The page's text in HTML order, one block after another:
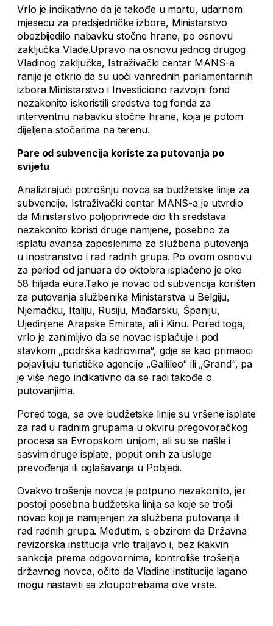
Vrlo je indikativno da je takođe u martu, udarnom
mjesecu za predsjedničke izbore, Ministarstvo
obezbijedilo nabavku stočne hrane, po osnovu
zaključka Vlade.Upravo na osnovu jednog drugog
Vladinog zaključka, Istraživački centar MANS-a
ranije je otkrio da su uoči vanrednih parlamentarnih
izbora Ministarstvo i Investiciono razvojni fond
nezakonito iskoristili sredstva tog fonda za
interventnu nabavku stočne hrane, koja je potom
dijeljena stočarima na terenu.
Pare od subvencija koriste za putovanja po
svijetu
Analizirajući potrošnju novca sa budžetske linije za
subvencije, Istraživački centar MANS-a je utvrdio
da Ministarstvo poljoprivrede dio tih sredstava
nezakonito koristi druge namjene, posebno za
isplatu avansa zaposlenima za službena putovanja
u inostranstvo i rad radnih grupa. Po ovom osnovu
za period od januara do oktobra isplaćeno je oko
58 hiljada eura.Tako je novac od subvencija korišten
za putovanja službenika Ministarstva u Belgiju,
Njemačku, Italiju, Rusiju, Mađarsku, Španiju,
Ujedinjene Arapske Emirate, ali i Kinu. Pored toga,
vrlo je zanimljivo da se novac isplaćuje i pod
stavkom „podrška kadrovima“, gdje se kao primaoci
pojavljuju turističke agencije „Gallileo“ ili „Grand“, pa
je više nego indikativno da se radi takođe o
putovanjima.
Pored toga, sa ove budžetske linije su vršene isplate
za rad u radnim grupama u okviru pregovoračkog
procesa sa Evropskom unijom, ali su se našle i
sasvim druge isplate, poput onih za usluge
prevođenja ili oglašavanja u Pobjedi.
Ovakvo trošenje novca je potpuno nezakonito, jer
postoji posebna budžetska linija sa koje se troši
novac koji je namijenjen za službena putovanja ili
rad radnih grupa. Međutim, s obzirom da Državna
revizorska institucija vrlo traljavo i, bez ikakvih
sankcija prema odgovornima, kontroliše trošenja
državnog novca, očito da Vladine institucije lagano
mogu nastaviti sa zloupotrebama ove vrste.